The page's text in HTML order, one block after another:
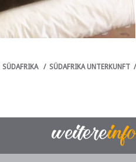
SÜDAFRIKA / SÜDAFRIKA UNTERKUNFT /